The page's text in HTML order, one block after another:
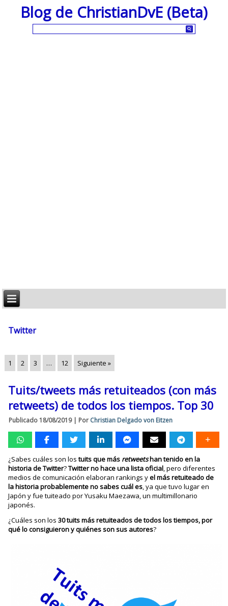
Blog de ChristianDvE (Beta)
Twitter
1 2 3 … 12 Siguiente »
Tuits/tweets más retuiteados (con más
retweets) de todos los tiempos. Top 30
Publicado 18/08/2019| Por Christian Delgado von Eitzen
¿Sabes cuáles son lostuits que más retweetshan tenido en la
historia de Twitter?Twitter no hace una lista oficial, pero diferentes
medios de comunicación elaboran rankings yel más retuiteado de
la historia probablemente no sabes cuál es, ya que tuvo lugar en
Japón y fue tuiteado por Yusaku Maezawa, un multimillonario
japonés.
¿Cuáles son los30 tuits más retuiteados de todos los tiempos, por
qué lo consiguieron y quiénes son sus autores?